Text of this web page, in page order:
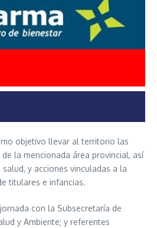
objetivo llevar al territorio las
la mencionada área provincial, así
y acciones vinculadas a la
titulares e infancias.
con la Subsecretaría de
y Ambiente; y referentes